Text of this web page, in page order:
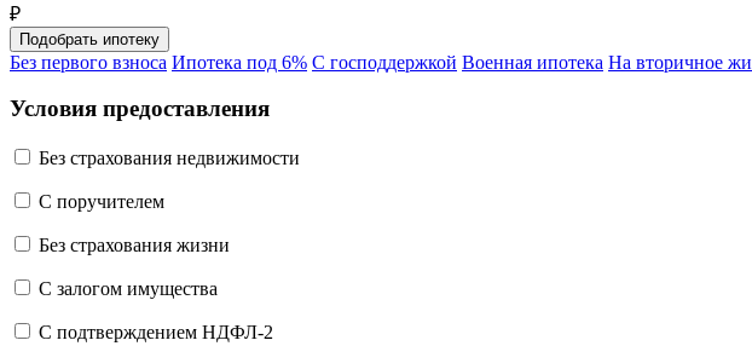
₽
Без первого взноса Ипотека под 6% С господдержкой Военная ипотека На вторичное
Условия предоставления
Без страхования недвижимости
C поручителем
Без страхования жизни
С залогом имущества
С подтверждением НДФЛ-2